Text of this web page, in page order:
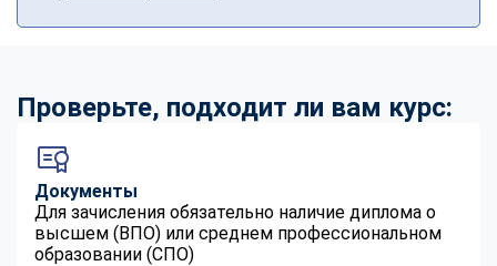
Проверьте, подходит ли вам курс:
Документы
Для зачисления обязательно наличие диплома о
высшем (ВПО) или среднем профессиональном
образовании (СПО)